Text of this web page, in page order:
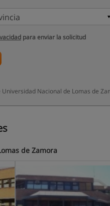
para enviar la solicitud
Universidad Nacional de Lomas de
de Zamora